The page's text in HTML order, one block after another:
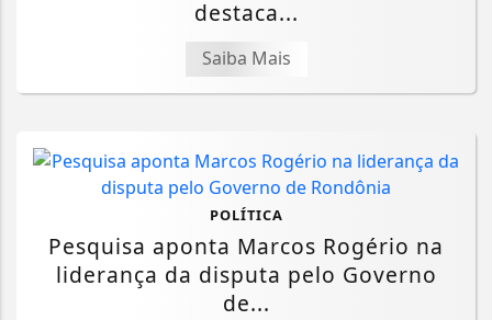
destaca...
Saiba Mais
POLÍTICA
Pesquisa aponta Marcos Rogério na
liderança da disputa pelo Governo
de...